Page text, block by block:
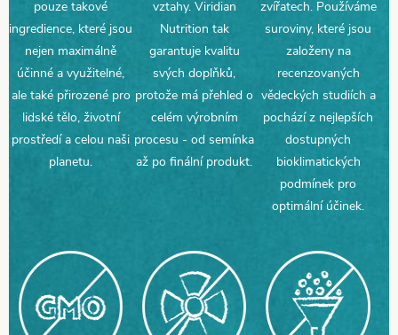
pouze takové
ingredience, které jsou
nejen maximálně
účinné a využitelné,
ale také přirozené pro
lidské tělo, životní
prostředí a celou naši
planetu.
vztahy. Viridian
Nutrition tak
garantuje kvalitu
svých doplňků,
protože má přehled o
celém výrobním
procesu - od semínka
až po finální produkt.
zvířatech. Používáme
suroviny, které jsou
založeny na
recenzovaných
vědeckých studiích a
pochází z nejlepších
dostupných
bioklimatických
podmínek pro
optimální účinek.